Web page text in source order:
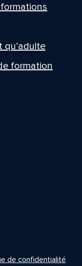
qu’adulte
formation
de confidentialité